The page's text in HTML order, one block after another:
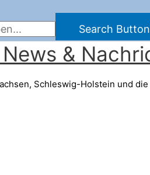
Search Button
&
Schleswig-Holstein und die